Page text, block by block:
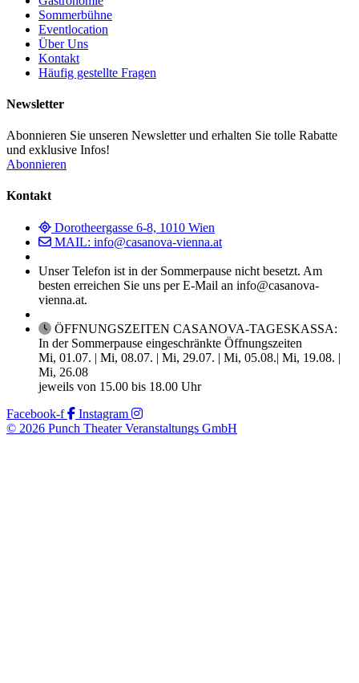
Sommerbühne
Eventlocation
Über Uns
Kontakt
Häufig gestellte Fragen
Newsletter
Abonnieren Sie unseren Newsletter und erhalten Sie tolle Rabatte
und exklusive Infos!
Abonnieren
Kontakt
Dorotheergasse 6-8, 1010 Wien
MAIL: info@casanova-vienna.at
Unser Telefon ist in der Sommerpause nicht besetzt. Am
besten erreichen Sie uns per E-Mail an info@casanova-
vienna.at.
ÖFFNUNGSZEITEN CASANOVA-TAGESKASSA:
In der Sommerpause eingeschränkte Öffnungszeiten
Mi, 01.07. | Mi, 08.07. | Mi, 29.07. | Mi, 05.08.| Mi, 19.08. |
Mi, 26.08
jeweils von 15.00 bis 18.00 Uhr
Facebook-f
Instagram
© 2026 Punch Theater Veranstaltungs GmbH